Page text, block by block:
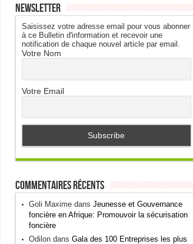
Newsletter
Saisissez votre adresse email pour vous abonner
à ce Bulletin d'information et recevoir une
notification de chaque nouvel article par email.
Votre Nom
Votre Email
Commentaires récents
Goli Maximedans Jeunesse et Gouvernance
foncière en Afrique: Promouvoir la sécurisation
foncière
Odilondans Gala des 100 Entreprises les plus